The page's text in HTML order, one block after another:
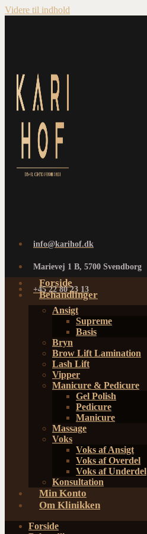
Videre til indhold
info@karihof.dk
Marievej 1 B, 5700 Svendborg
+45 22 80 23 13
Forside
Behandlinger
Ansigt
Supreme
Basis
Bryn
Brow Lift Lamination
Lash Lift
Vipper
Manicure & Pedicure
Gel Polish
Pedicure
Manicure
Massage
Voks
Voks af Ansigt
Voks af Overdel
Voks af Underdel
Konsultation
Min Konto
Om Klinikken
Forside